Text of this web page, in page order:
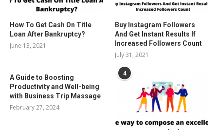
How To Get Cash On Title
Loan After Bankruptcy?
June 13, 2021
Buy Instagram Followers
And Get Instant Results If
Increased Followers Count
July 31, 2021
A Guide to Boosting
Productivity and Well-being
with Business Trip Massage
February 27, 2024
4